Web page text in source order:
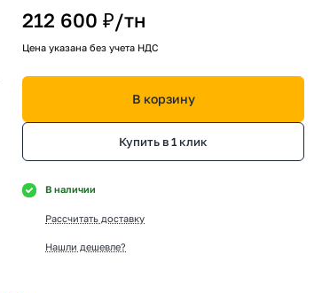
212 600 ₽/тн
Цена указана без учета НДС
В корзину
Купить в 1 клик
В наличии
Рассчитать доставку
Нашли дешевле?